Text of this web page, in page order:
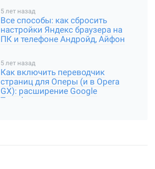
5 лет назад
Все способы: как сбросить
настройки Яндекс браузера на
ПК и телефоне Андройд, Айфон
5 лет назад
Как включить переводчик
страниц для Оперы (и в Opera
GX): расширение Google
Translator